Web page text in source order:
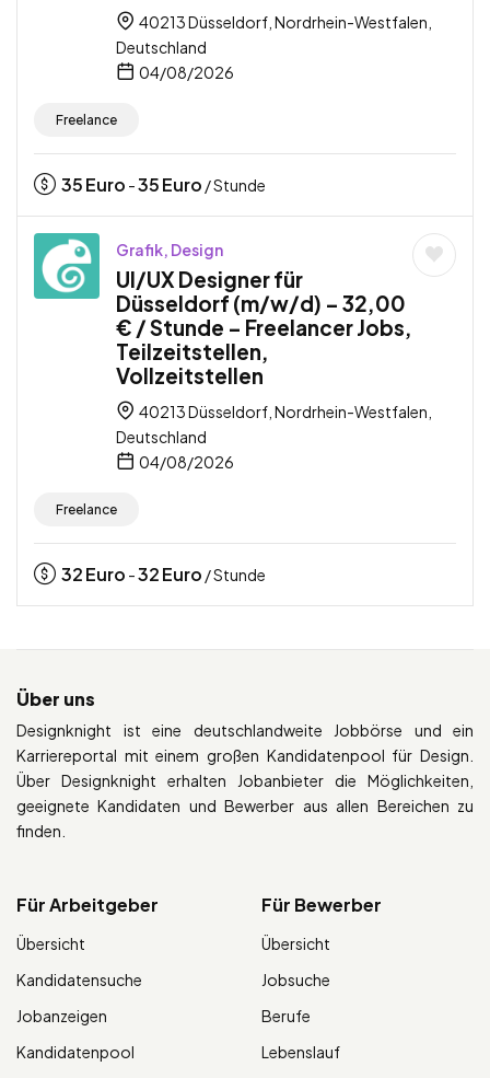
40213 Düsseldorf, Nordrhein-Westfalen,
Deutschland
04/08/2026
Freelance
35Euro -35Euro / Stunde
Grafik, Design
UI/UX Designer für
Düsseldorf (m/w/d) – 32,00
€ / Stunde – Freelancer Jobs,
Teilzeitstellen,
Vollzeitstellen
40213 Düsseldorf, Nordrhein-Westfalen,
Deutschland
04/08/2026
Freelance
32Euro -32Euro / Stunde
Über uns
Designknight ist eine deutschlandweite Jobbörse und ein
Karriereportal mit einem großen Kandidatenpool für Design.
Über Designknight erhalten Jobanbieter die Möglichkeiten,
geeignete Kandidaten und Bewerber aus allen Bereichen zu
finden.
Für Arbeitgeber
Übersicht
Kandidatensuche
Jobanzeigen
Kandidatenpool
Für Bewerber
Übersicht
Jobsuche
Berufe
Lebenslauf